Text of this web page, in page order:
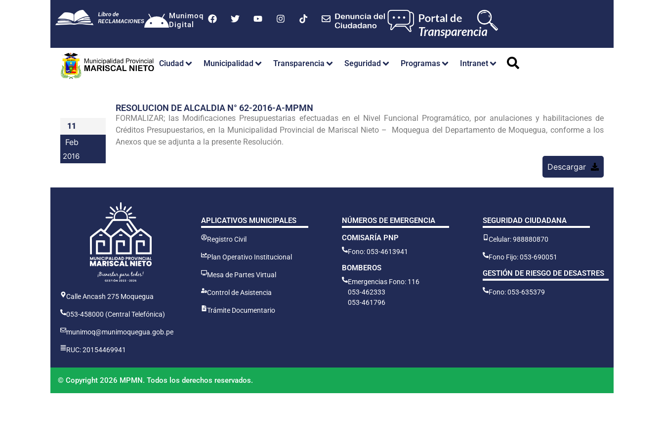
Munimoq
Digital
Ciudad Municipalidad Transparencia Seguridad Programas Intranet
11
Feb
2016
RESOLUCION DE ALCALDIA N° 62-2016-A-MPMN
FORMALIZAR; las Modificaciones Presupuestarias efectuadas en el Nivel Funcional Programático, por anulaciones y habilitaciones de
Créditos Presupuestarios, en la Municipalidad Provincial de Mariscal Nieto – Moquegua del Departamento de Moquegua, conforme a los
Anexos que se adjunta a la presente Resolución.
Descargar
Calle Ancash 275 Moquegua
053-458000 (Central Telefónica)
munimoq@munimoquegua.gob.pe
RUC: 20154469941
APLICATIVOS MUNICIPALES
Registro Civil
Plan Operativo Institucional
Mesa de Partes Virtual
Control de Asistencia
Trámite Documentario
NÚMEROS DE EMERGENCIA
COMISARÍA PNP
Fono: 053-4613941
BOMBEROS
Emergencias Fono: 116
053-462333
053-461796
SEGURIDAD CIUDADANA
Celular: 988880870
Fono Fijo: 053-690051
GESTIÓN DE RIESGO DE DESASTRES
Fono: 053-635379
© Copyright 2026 MPMN. Todos los derechos reservados.